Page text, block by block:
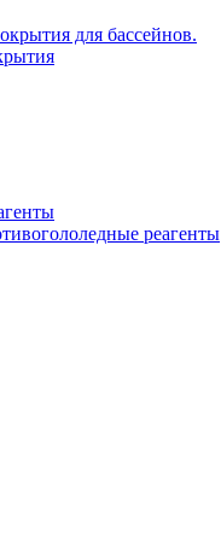
для бассейнов.
реагенты